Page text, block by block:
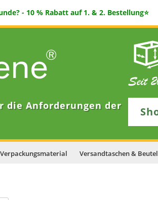
- 10 % Rabatt auf 1. & 2. Bestellung⭐
die Anforderungen der
Versandtaschen & Beutel